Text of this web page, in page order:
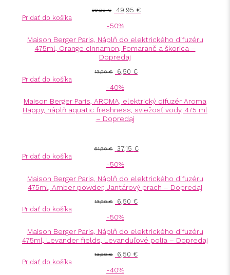
99,90€ 49,95 €
Pridať do košíka
-50%
Maison Berger Paris, Náplň do elektrického difuzéru
475ml, Orange cinnamon, Pomaranč a škorica –
Dopredaj
13,00€ 6,50 €
Pridať do košíka
-40%
Maison Berger Paris, AROMA, elektrický difuzér Aroma
Happy, náplň aquatic freshness, sviežosť vody, 475 ml
– Dopredaj
61,90€ 37,15 €
Pridať do košíka
-50%
Maison Berger Paris, Náplň do elektrického difuzéru
475ml, Amber powder, Jantárový prach – Dopredaj
13,00€ 6,50 €
Pridať do košíka
-50%
Maison Berger Paris, Náplň do elektrického difuzéru
475ml, Levander fields, Levanduľové polia – Dopredaj
13,00€ 6,50 €
Pridať do košíka
-40%